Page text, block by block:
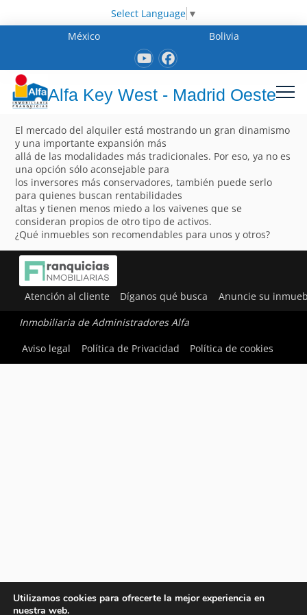
Select Language ▼
México
Bolivia
Alfa Key West - Madrid Oeste
El mercado del alquiler está mostrando un gran dinamismo
y una importante expansión más
allá de las modalidades más tradicionales. Por eso, ya no es
una opción sólo aconsejable para
los inversores más conservadores, también puede serlo
para quienes buscan rentabilidades
altas y tienen menos miedo a los vaivenes que se
consideran propios de otro tipo de activos.
¿Qué inmuebles son recomendables para unos y otros?
Atención al cliente Díganos qué busca Anuncie su
Inmobiliaria de Administradores Alfa
Aviso legal
Política de Privacidad Política de cookies
Utilizamos cookies para ofrecerte la mejor experiencia en
nuestra web.